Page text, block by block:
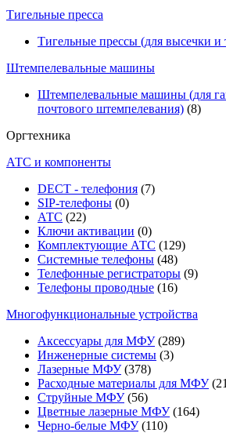
Тигельные пресса
Тигельные прессы (для высечки и
Штемпелевальные машины
Штемпелевальные машины (для
почтового штемпелевания) (8)
Оргтехника
АТС и компоненты
DECT - телефония (7)
SIP-телефоны (0)
АТС (22)
Ключи активации (0)
Комплектующие АТС (129)
Системные телефоны (48)
Телефонные регистраторы (9)
Телефоны проводные (16)
Многофункциональные устройства
Аксессуары для МФУ(289)
Инженерные системы (3)
Лазерные МФУ(378)
Расходные материалы для МФУ
Струйные МФУ(56)
Цветные лазерные МФУ(164)
Черно-белые МФУ(110)